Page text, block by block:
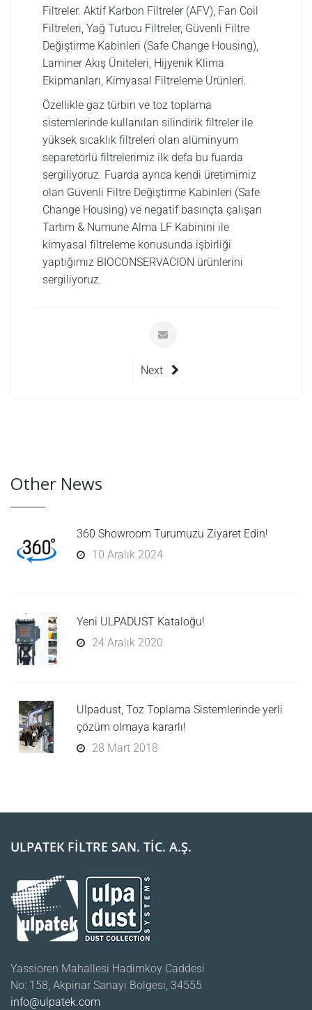
Filtreler. Aktif Karbon Filtreler (AFV), Fan Coil
Filtreleri, Yağ Tutucu Filtreler, Güvenli Filtre
Değiştirme Kabinleri (Safe Change Housing),
Laminer Akış Üniteleri, Hijyenik Klima
Ekipmanları, Kimyasal Filtreleme Ürünleri.
Özellikle gaz türbin ve toz toplama
sistemlerinde kullanılan silindirik filtreler ile
yüksek sıcaklık filtreleri olan alüminyum
separetörlü filtrelerimiz ilk defa bu fuarda
sergiliyoruz. Fuarda ayrıca kendi üretimimiz
olan Güvenli Filtre Değiştirme Kabinleri (Safe
Change Housing) ve negatif basınçta çalışan
Tartım & Numune Alma LF Kabinini ile
kimyasal filtreleme konusunda işbirliği
yaptığımız BIOCONSERVACION ürünlerini
sergiliyoruz.
Next
Other News
360 Showroom Turumuzu Ziyaret Edin!
10 Aralık 2024
Yeni ULPADUST Kataloğu!
24 Aralık 2020
Ulpadust, Toz Toplama Sistemlerinde yerli
çözüm olmaya kararlı!
28 Mart 2018
ULPATEK FİLTRE SAN. TİC. A.Ş.
Yassioren Mahallesi Hadimkoy Caddesi
No: 158, Akpinar Sanayi Bolgesi, 34555
info@ulpatek.com